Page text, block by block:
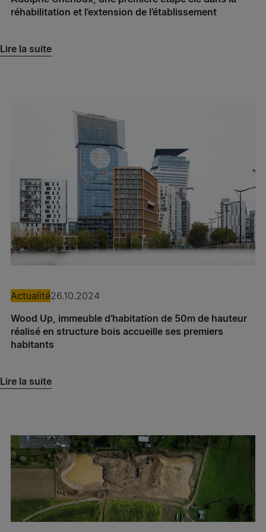
Aviso – Toulon
Spie batignolles énergie – Bretteville-sur-Odon
Spie batignolles énergie – Saint-Gilles
Spie batignolles énergie Patricola – Besançon
Spie batignolles énergie Patricola – Montanay
Spie batignolles énergie – Grenoble
Spie batignolles énergie – Chambéry
Spie batignolles énergie – Gap
Spie batignolles énergie – Vaulx-en-Velin
Spie batignolles énergie – Pacé
Spie batignolles énergie – Les Ulis
Spie batignolles énergie – Nanterre
Spie batignolles énergie – Eaubonne
Sogintel – Eaubonne
réhabilitation et l’extension de l’établissement
Lire la suite
Actualité26.10.2024
Wood Up, immeuble d’habitation de 50m de hauteur
réalisé en structure bois accueille ses premiers
habitants
Lire la suite